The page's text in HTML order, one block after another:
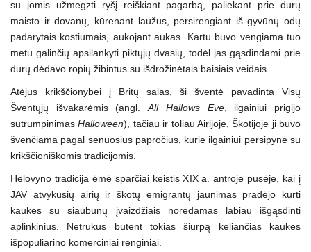
su jomis užmegzti ryšį reiškiant pagarbą, paliekant prie durų
maisto ir dovanų, kūrenant laužus, persirengiant iš gyvūnų odų
padarytais kostiumais, aukojant aukas. Kartu buvo vengiama tuo
metu galinčių apsilankyti piktųjų dvasių, todėl jas gąsdindami prie
durų dėdavo ropių žibintus su išdrožinėtais baisiais veidais.
Atėjus krikščionybei į Britų salas, ši šventė pavadinta Visų
Šventųjų išvakarėmis (angl.All Hallows Eve, ilgainiui prigijo
sutrumpinimasHalloween), tačiau ir toliau Airijoje, Škotijoje ji buvo
švenčiama pagal senuosius papročius, kurie ilgainiui persipynė su
krikščioniškomis tradicijomis.
Helovyno tradicija ėmė sparčiai keistis XIX a. antroje pusėje, kai į
JAV atvykusių airių ir škotų emigrantų jaunimas pradėjo kurti
kaukes su siaubūnų įvaizdžiais norėdamas labiau išgąsdinti
aplinkinius. Netrukus būtent tokias šiurpą keliančias kaukes
išpopuliarino komerciniai renginiai.